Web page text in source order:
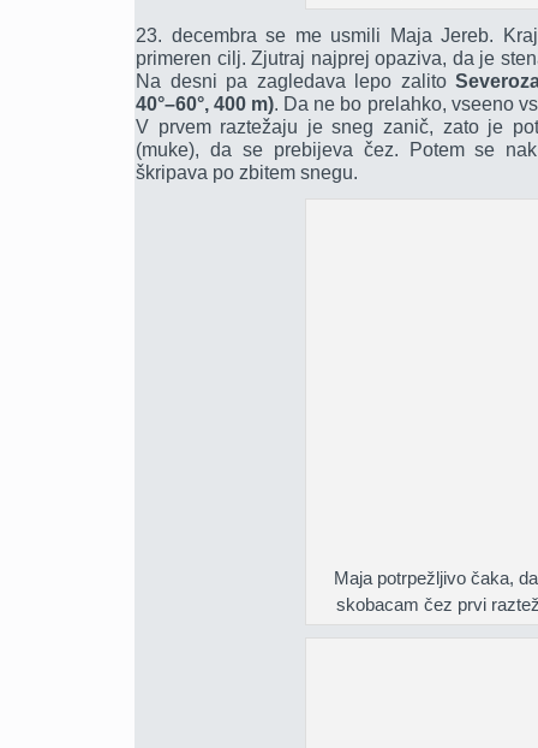
23. decembra se me usmili Maja Jereb.
primeren cilj. Zjutraj najprej opaziva, da je
Na desni pa zagledava lepo zalito
40°–60°, 400 m). Da ne bo prelahko, vseeno
V prvem raztežaju je sneg zanič, zato je
(muke), da se prebijeva čez. Potem se
škripava po zbitem snegu.
Maja potrpežljivo čaka,
skobacam čez prvi